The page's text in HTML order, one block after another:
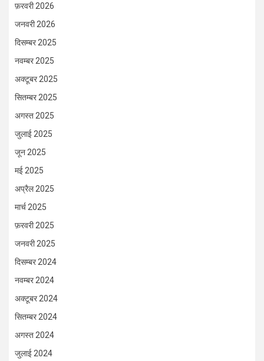
फ़रवरी 2026
जनवरी 2026
दिसम्बर 2025
नवम्बर 2025
अक्टूबर 2025
सितम्बर 2025
अगस्त 2025
जुलाई 2025
जून 2025
मई 2025
अप्रैल 2025
मार्च 2025
फ़रवरी 2025
जनवरी 2025
दिसम्बर 2024
नवम्बर 2024
अक्टूबर 2024
सितम्बर 2024
अगस्त 2024
जुलाई 2024